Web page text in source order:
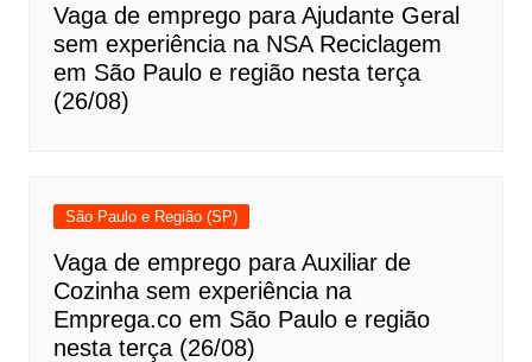
Vaga de emprego para Ajudante Geral
sem experiência na NSA Reciclagem
em São Paulo e região nesta terça
(26/08)
São Paulo e Região (SP)
Vaga de emprego para Auxiliar de
Cozinha sem experiência na
Emprega.co em São Paulo e região
nesta terça (26/08)